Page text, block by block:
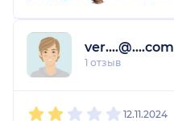
ver....@....com
1 отзыв
12.11.2024